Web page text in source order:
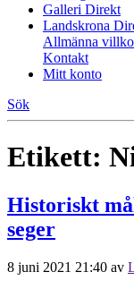
Galleri Direkt
Landskrona
Allmänna
Kontakt
Mitt konto
Sök
Etikett:
Historiskt
seger
8 juni 2021 21:40 av